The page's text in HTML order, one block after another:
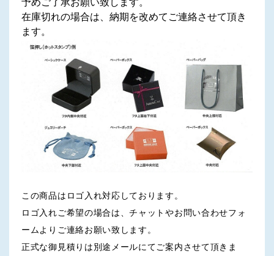
予めご了承お願い致します。
在庫切れの場合は、納期を改めてご連絡させて頂き
ます。
この商品はロゴ入れ対応しております。
ロゴ入れご希望の場合は、チャットやお問い合わせフォ
ームよりご連絡お願い致します。
正式な御見積りは別途メールにてご案内させて頂きま